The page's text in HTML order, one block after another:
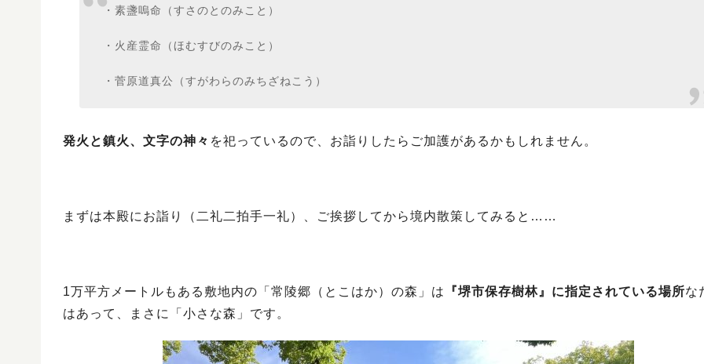
・素盞嗚命（すさのとのみこと）
・火産霊命（ほむすびのみこと）
・菅原道真公（すがわらのみちざねこう）
発火と鎮火、文字の神々 を祀っているので、お詣りしたらご加護があるかもしれません。
まずは本殿にお詣り（二礼二拍手一礼）、ご挨拶してから境内散策してみると……
1万平方メートルもある敷地内の「常陵郷（とこはか）の森」は 『堺市保存樹林』に指定されている場所な
はあって、まさに「小さな森」です。